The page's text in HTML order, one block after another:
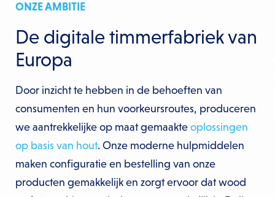
ONZE AMBITIE
De digitale timmerfabriek van
Europa
Door inzicht te hebben in de behoeften van
consumenten en hun voorkeursroutes, produceren
we aantrekkelijke op maat gemaakte oplossingen
op basis van hout. Onze moderne hulpmiddelen
maken configuratie en bestelling van onze
producten gemakkelijk en zorgt ervoor dat wood